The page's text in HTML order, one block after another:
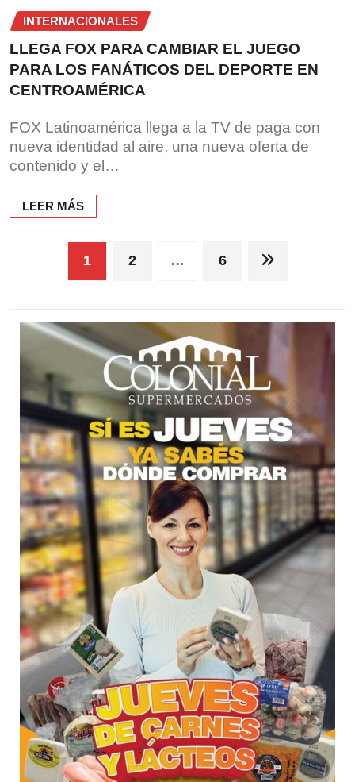
INTERNACIONALES
LLEGA FOX PARA CAMBIAR EL JUEGO
PARA LOS FANÁTICOS DEL DEPORTE EN
CENTROAMÉRICA
FOX Latinoamérica llega a la TV de paga con
nueva identidad al aire, una nueva oferta de
contenido y el…
LEER MÁS
1 2 … 6